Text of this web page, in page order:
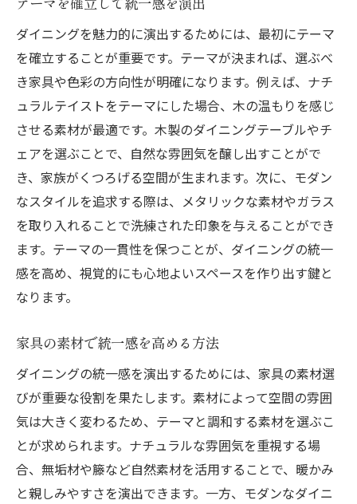
木製家具で温かみのある空間を作る
植物と調和するダイニングのインテリア
ライトカラーで爽やかな印象を演出
ナチュラルスタイルに合うファブリックの
選び方
シンプルかつ機能的なデザインの追求
モダンなダイニング空間を演出するための家具
選び
メタル素材を使ったスタイリッシュな家具
シンプルなラインが魅力のモダンインテリ
ア
モノトーンカラーで統一感を持たせる
コンテンポラリーアートで空間を引き立て
る
ヴィンテージダイニングに合う家具選びで雰囲
気を高める方法
クラシックな家具で歴史を感じる空間に
ダイニングを魅力的に演出するためには、最初にテーマ
を確立することが重要です。テーマが決まれば、選ぶべ
き家具や色彩の方向性が明確になります。例えば、ナチ
ュラルテイストをテーマにした場合、木の温もりを感じ
させる素材が最適です。木製のダイニングテーブルやチ
ェアを選ぶことで、自然な雰囲気を醸し出すことがで
き、家族がくつろげる空間が生まれます。次に、モダン
なスタイルを追求する際は、メタリックな素材やガラス
を取り入れることで洗練された印象を与えることができ
ます。テーマの一貫性を保つことが、ダイニングの統一
感を高め、視覚的にも心地よいスペースを作り出す鍵と
なります。
家具の素材で統一感を高める方法
ダイニングの統一感を演出するためには、家具の素材選
びが重要な役割を果たします。素材によって空間の雰囲
気は大きく変わるため、テーマと調和する素材を選ぶこ
とが求められます。ナチュラルな雰囲気を重視する場
合、無垢材や籐など自然素材を活用することで、暖かみ
と親しみやすさを演出できます。一方、モダンなダイニ